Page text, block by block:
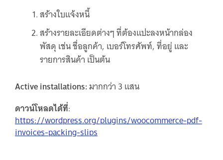
สร้างใบแจ้งหนี้
สร้างรายละเอียดต่างๆ ที่ต้องแปะลงหน้ากล่อง
พัสดุ เช่น ชื่อลูกค้า, เบอร์โทรศัพท์, ที่อยู่ และ
รายการสินค้า เป็นต้น
Active installations:มากกว่า 3 แสน
ดาวน์โหลดได้ที่:
https://wordpress.org/plugins/woocommerce-pdf-
invoices-packing-slips